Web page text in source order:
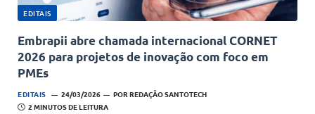
EDITAIS
Embrapii abre chamada internacional CORNET
2026 para projetos de inovação com foco em
PMEs
EDITAIS 24/03/2026 PORREDAÇÃO SANTOTECH
2 MINUTOS DE LEITURA